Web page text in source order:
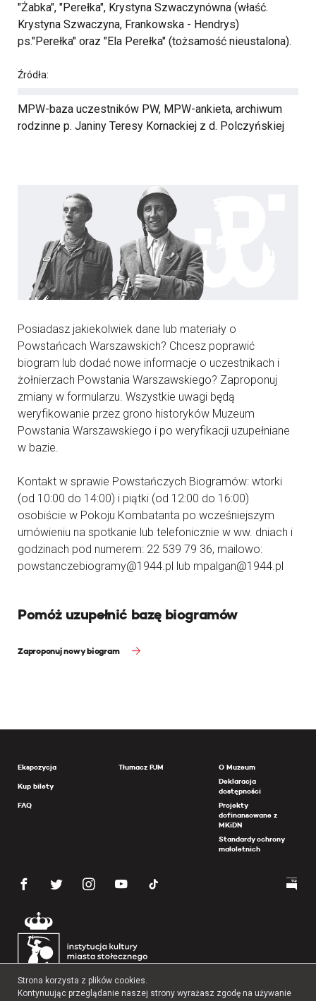
"Żabka", "Perełka", Krystyna Szwaczynówna (właść.
Krystyna Szwaczyna, Frankowska - Hendrys)
ps."Perełka" oraz "Ela Perełka" (tożsamość nieustalona).
Źródła:
MPW-baza uczestników PW, MPW-ankieta, archiwum
rodzinne p. Janiny Teresy Kornackiej z d. Polczyńskiej
Posiadasz jakiekolwiek dane lub materiały o
Powstańcach Warszawskich? Chcesz poprawić
biogram lub dodać nowe informacje o uczestnikach i
żołnierzach Powstania Warszawskiego? Zaproponuj
zmiany w formularzu. Wszystkie uwagi będą
weryfikowanie przez grono historyków Muzeum
Powstania Warszawskiego i po weryfikacji uzupełniane
w bazie.
Kontakt w sprawie Powstańczych Biogramów: wtorki
(od 10:00 do 14:00) i piątki (od 12:00 do 16:00)
osobiście w Pokoju Kombatanta po wcześniejszym
umówieniu na spotkanie lub telefonicznie w ww. dniach i
godzinach pod numerem: 22 539 79 36, mailowo:
powstanczebiogramy@1944.pl lub mpalgan@1944.pl
Pomóż uzupełnić bazę biogramów
Zaproponuj nowy biogram
Ekspozycja
Kup bilety
FAQ
Tłumacz PJM
O Muzeum
Deklaracja
dostępności
Projekty
dofinansowane z
MKiDN
Standardy ochrony
małoletnich
Strona korzysta z plików cookies.
Kontynuując przeglądanie naszej strony wyrażasz zgodę na używanie